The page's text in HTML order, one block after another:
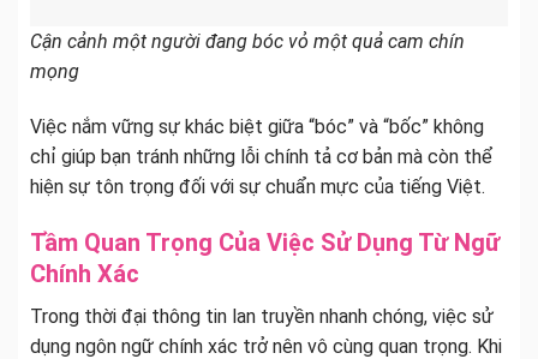
Cận cảnh một người đang bóc vỏ một quả cam chín
mọng
Việc nắm vững sự khác biệt giữa “bóc” và “bốc” không
chỉ giúp bạn tránh những lỗi chính tả cơ bản mà còn thể
hiện sự tôn trọng đối với sự chuẩn mực của tiếng Việt.
Tầm Quan Trọng Của Việc Sử Dụng Từ Ngữ
Chính Xác
Trong thời đại thông tin lan truyền nhanh chóng, việc sử
dụng ngôn ngữ chính xác trở nên vô cùng quan trọng. Khi